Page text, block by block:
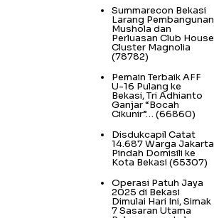
Summarecon Bekasi
Larang Pembangunan
Mushola dan
Perluasan Club House
Cluster Magnolia
(78782)
Pemain Terbaik AFF
U-16 Pulang ke
Bekasi, Tri Adhianto
Ganjar “Bocah
Cikunir”… (66860)
Disdukcapil Catat
14.687 Warga Jakarta
Pindah Domisili ke
Kota Bekasi (65307)
Operasi Patuh Jaya
2025 di Bekasi
Dimulai Hari Ini, Simak
7 Sasaran Utama